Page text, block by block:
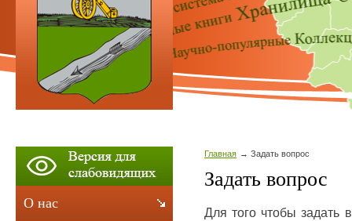
Главная Задать вопрос
Задать вопрос
Для того чтобы задать
О нас